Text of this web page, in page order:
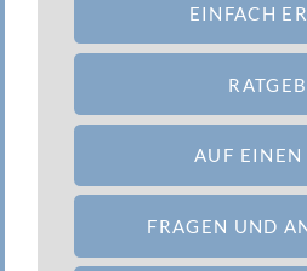
EINFACH
AUF
FRAGEN UND